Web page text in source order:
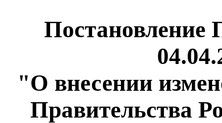
Постановление
"О внесении
Правительства